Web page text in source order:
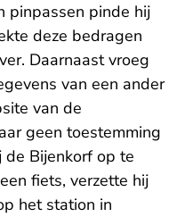
pinpassen pinde hij
deze bedragen
Daarnaast vroeg
van een ander
van de
geen toestemming
de Bijenkorf op te
fiets, verzette hij
het station in